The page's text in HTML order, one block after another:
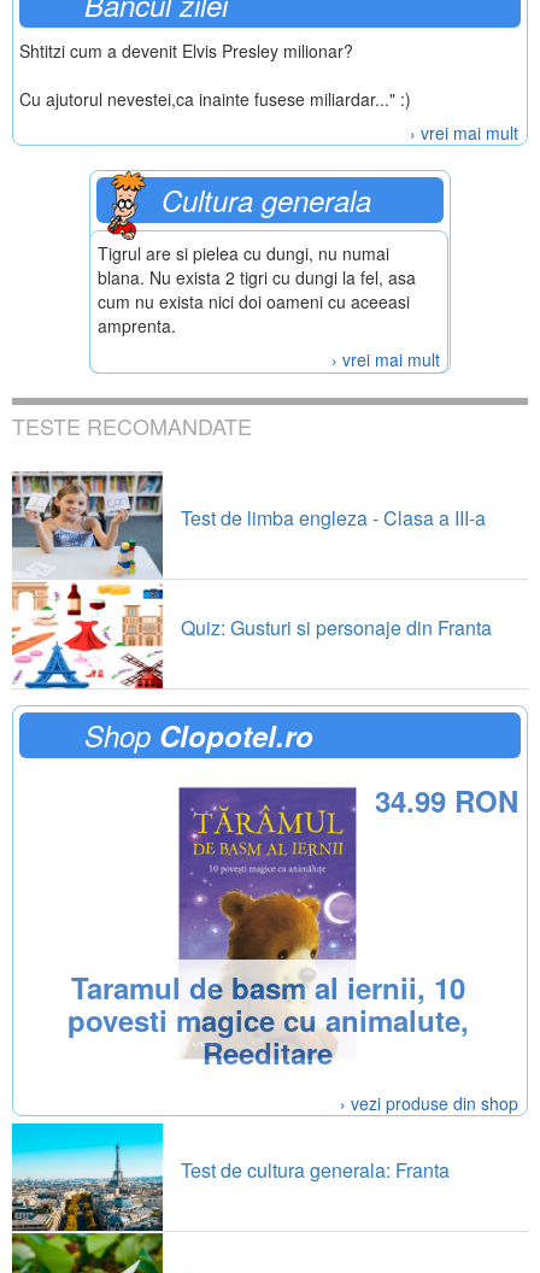
Shtitzi cum a devenit Elvis Presley milionar?
Cu ajutorul nevestei,ca inainte fusese miliardar..." :)
› vrei mai mult
Cultura generala
Tigrul are si pielea cu dungi, nu numai
blana. Nu exista 2 tigri cu dungi la fel, asa
cum nu exista nici doi oameni cu aceeasi
amprenta.
› vrei mai mult
TESTE RECOMANDATE
Test de limba engleza - Clasa a III-a
Quiz: Gusturi si personaje din Franta
Shop Clopotel.ro
Taramul de basm al iernii, 10
povesti magice cu animalute,
Reeditare
34.99 RON
› vezi produse din shop
Test de cultura generala: Franta